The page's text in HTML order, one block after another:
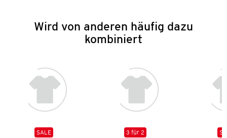
Wird von anderen häufig dazu
kombiniert
SALE
3 für 2